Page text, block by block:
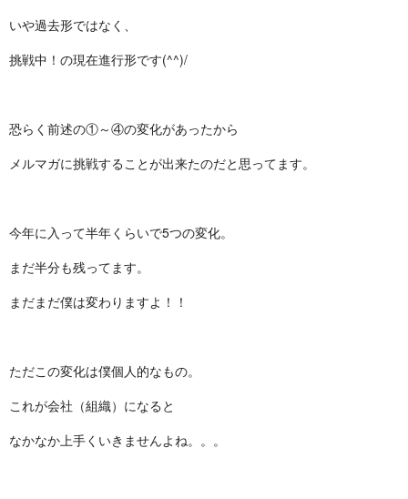
いや過去形ではなく、
挑戦中！の現在進行形です(^^)/
恐らく前述の①～④の変化があったから
メルマガに挑戦することが出来たのだと思ってます。
今年に入って半年くらいで5つの変化。
まだ半分も残ってます。
まだまだ僕は変わりますよ！！
ただこの変化は僕個人的なもの。
これが会社（組織）になると
なかなか上手くいきませんよね。。。